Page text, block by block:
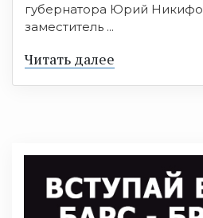
губернатора Юрий
заместитель ...
Читать далее